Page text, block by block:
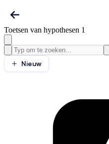
Toetsen van hypothesen 1
Nieuw